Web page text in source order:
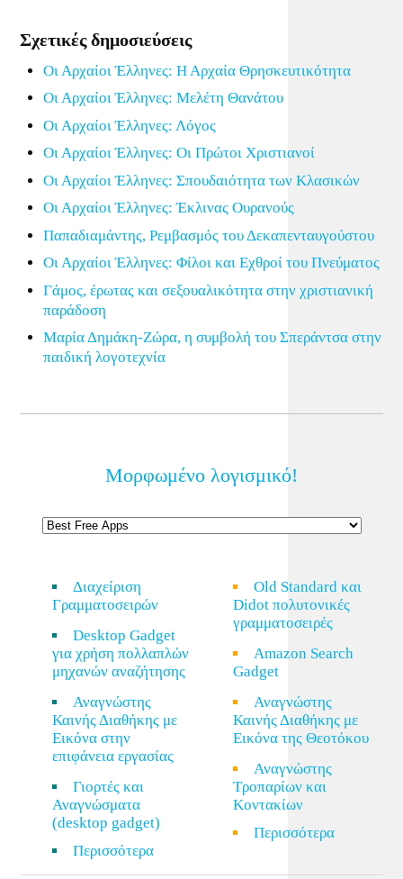
Σχετικές δημοσιεύσεις
Οι Αρχαίοι Έλληνες: Η Αρχαία Θρησκευτικότητα
Οι Αρχαίοι Έλληνες: Μελέτη Θανάτου
Οι Αρχαίοι Έλληνες: Λόγος
Οι Αρχαίοι Έλληνες: Οι Πρώτοι Χριστιανοί
Οι Αρχαίοι Έλληνες: Σπουδαιότητα των Κλασικών
Οι Αρχαίοι Έλληνες: Έκλινας Ουρανούς
Παπαδιαμάντης, Ρεμβασμός του Δεκαπενταυγούστου
Οι Αρχαίοι Έλληνες: Φίλοι και Εχθροί του Πνεύματος
Γάμος, έρωτας και σεξουαλικότητα στην χριστιανική
παράδοση
Μαρία Δημάκη-Ζώρα, η συμβολή του Σπεράντσα στην
παιδική λογοτεχνία
Μορφωμένο λογισμικό!
Διαχείριση
Γραμματοσειρών
Desktop Gadget
για χρήση πολλαπλών
μηχανών αναζήτησης
Αναγνώστης
Καινής Διαθήκης με
Εικόνα στην
επιφάνεια εργασίας
Γιορτές και
Αναγνώσματα
(desktop gadget)
Περισσότερα
Old Standard και
Didot πολυτονικές
γραμματοσειρές
Amazon Search
Gadget
Αναγνώστης
Καινής Διαθήκης με
Εικόνα της Θεοτόκου
Αναγνώστης
Τροπαρίων και
Κοντακίων
Περισσότερα